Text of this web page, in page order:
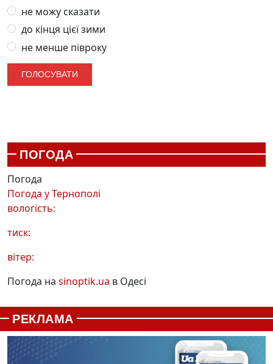
не можу сказати
до кінця цієї зими
не менше півроку
ПОГОДА
Погода
Погода уТернополі
вологість:
тиск:
вітер:
Погода на sinoptik.ua в Одесі
РЕКЛАМА